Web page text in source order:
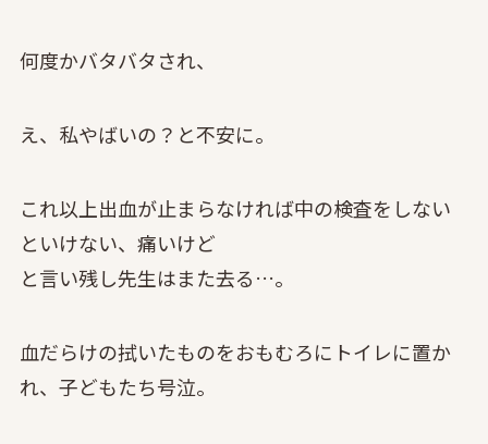
何度かバタバタされ、
え、私やばいの？と不安に。
これ以上出血が止まらなければ中の検査をしない
といけない、痛いけど
と言い残し先生はまた去る…。
血だらけの拭いたものをおもむろにトイレに置か
れ、子どもたち号泣。